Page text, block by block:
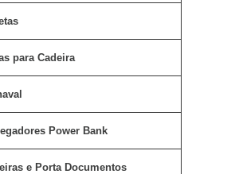
para Cadeira
Power Bank
e Porta Documentos